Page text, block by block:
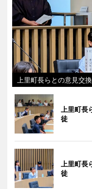
上里町長らとの意見交
上里町
徒
上里町
徒